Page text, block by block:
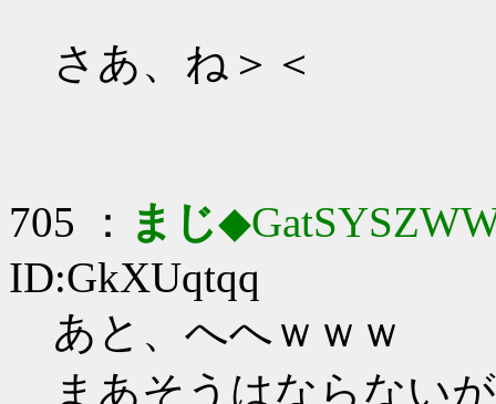
さあ、ね＞＜
705 ： まじ
ID:GkXUqtqq
あと、へへｗｗｗ
まあそうはならないが